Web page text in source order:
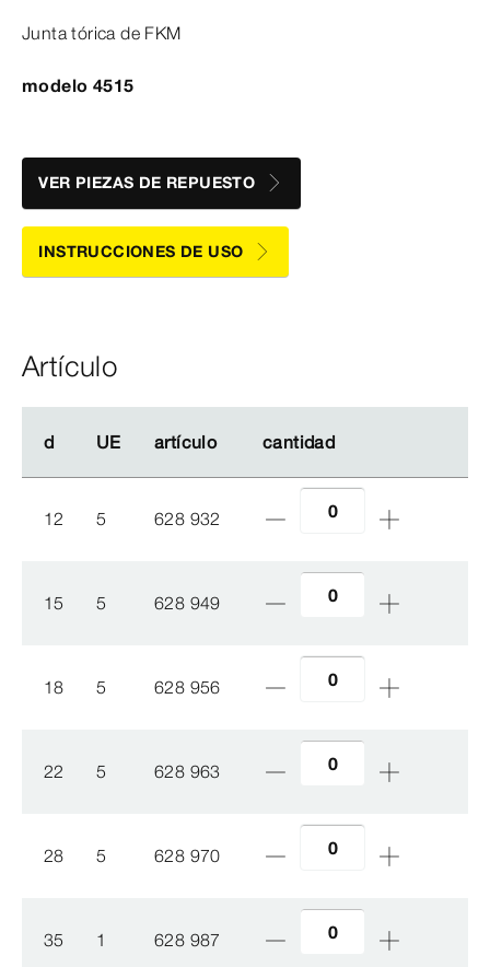
Junta tórica de FKM
modelo 4515
VER PIEZAS DE REPUESTO
INSTRUCCIONES DE USO
Artículo
d UE artículo cantidad
d UE artículo cantidad
12 5 628 932
15 5 628 949
18 5 628 956
22 5 628 963
28 5 628 970
35 1 628 987